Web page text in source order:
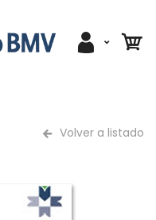
Volver a listado